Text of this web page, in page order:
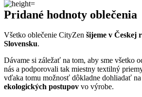
vďaka tomu možnosť dôkladne dohliadať na
ekologických postupovvo výrobe.
Máme radi prírodu a uvedomujeme si, aký
priemysel, preto ju chceme podporovať a
Naše oblečenie má
maximálne bezpečné na každodenné
Súčasne sme spojili sily sprojektom
všetci osvojíme triky, ako sa šetrne starať o
životnosť a uľaviť životnému prostrediu